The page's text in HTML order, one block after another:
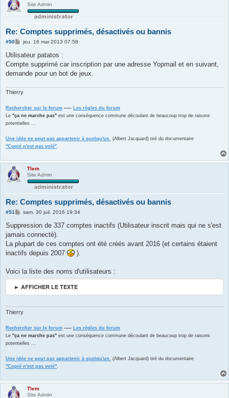
Site Admin
Re: Comptes supprimés, désactivés ou bannis
#50
M
s
a
g
jeu. 16 mai 2013 07:58
Utilisateur patatos :
Compte supprimé car inscription par une adresse Yopmail et en suivant,
demande pour un bot de jeux.
Thierry
Rechercher sur le forum ----- Les règles du forum
Le "ça ne marche pas" est une conséquence commune découlant de beaucoup trop de raisons
potentielles ...
Une idée ne peut pas appartenir à quelqu'un. (Albert Jacquard) tiré du documentaire
"Copié n'est pas volé".
Tlem
Site Admin
Re: Comptes supprimés, désactivés ou bannis
#51
M
s
a
g
e
sam. 30 juil. 2016 19:34
Suppression de 337 comptes inactifs (Utilisateur inscrit mais qui ne s'est
jamais connecté).
La plupart de ces comptes ont été créés avant 2016 (et certains étaient
inactifs depuis 2007
).
Voici la liste des noms d'utilisateurs :
► AFFICHER LE TEXTE
Thierry
Rechercher sur le forum -----
Les règles du forum
Le "ça ne marche pas" est une conséquence commune découlant de beaucoup trop de raisons
potentielles ...
Une idée ne peut pas appartenir à quelqu'un.
(Albert Jacquard) tiré du documentaire
"Copié n'est pas volé"
Tlem
Site Admin